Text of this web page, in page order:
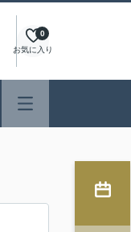
お気に入り
0